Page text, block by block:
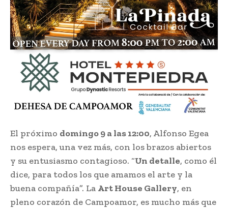
El próximo domingo 9 a las 12:00, Alfonso Egea
nos espera, una vez más, con los brazos abiertos
y su entusiasmo contagioso. “Un detalle, como él
dice, para todos los que amamos el arte y la
buena compañía”. La Art House Gallery, en
pleno corazón de Campoamor, es mucho más que